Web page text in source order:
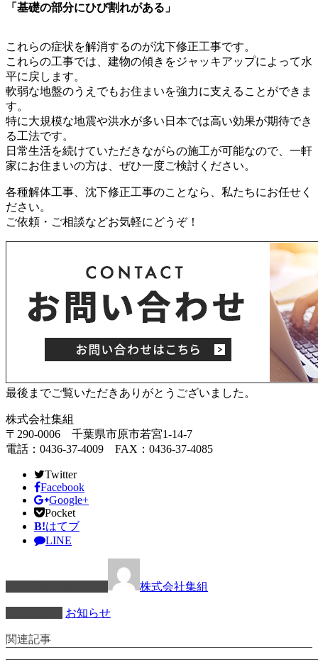
「基礎の部分にひび割れがある」
これらの症状を解消するのが沈下修正工事です。
これらの工事では、建物の傾きをジャッキアップによって水
平に戻します。
軟弱な地盤のうえでもお住まいを強力に支えることができま
す。
特に大規模な地震や洪水が多い日本では高い効果が期待でき
る工法です。
日常生活を続けていただきながらの施工が可能なので、一軒
家にお住まいの方は、ぜひ一度ご検討ください。
各種解体工事、沈下修正工事のことなら、私たちにお任せく
ださい。
ご依頼・ご相談などお気軽にどうぞ！
最後までご覧いただきありがとうございました。
株式会社集組
〒290-0006 千葉県市原市若宮1-14-7
電話：0436-37-4009 FAX：0436-37-4085
Twitter
Facebook
Google+
Pocket
B!はてブ
LINE
株式会社集組
お知らせ
関連記事